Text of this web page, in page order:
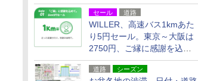
セール 道路
WILLER、高速バス1kmあた
り5円セール。東京～大阪は
2750円、ご縁に感謝を込め
た20周年記念キャンペーン
道路 シーズン